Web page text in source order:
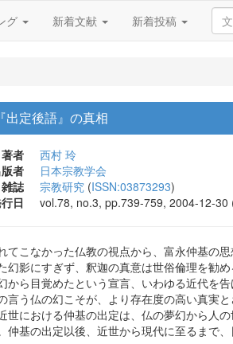
グ 新着文献 新着投稿
出定後語』の真相
著者
西村 玲
者
日本宗教学会
雑誌
宗教研究 (ISSN:03873293)
日
vol.78, no.3, pp.739-759, 2004-12-
てこなかった仏教の視点から、富永仲基の
幻影にすぎず、釈迦の真意は世俗倫理を勧
から目覚めたという宣言、いわゆる近代を
言う仏の幻こそが、より存在度の高い真実
世における仲基の出定は、仏の夢幻から人
仲基の出定以後、近世から現代に至るまで